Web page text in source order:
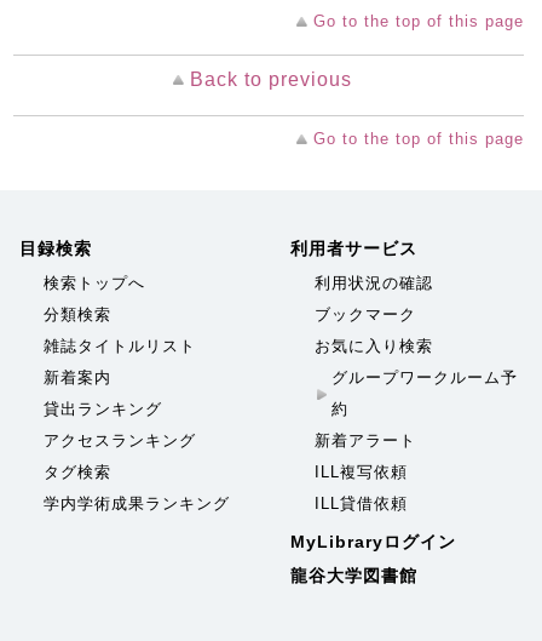
Go to the top of this page
Back to previous
Go to the top of this page
目録検索
検索トップへ
分類検索
雑誌タイトルリスト
新着案内
貸出ランキング
アクセスランキング
タグ検索
学内学術成果ランキング
利用者サービス
利用状況の確認
ブックマーク
お気に入り検索
グループワークルーム予
約
新着アラート
ILL複写依頼
ILL貸借依頼
MyLibraryログイン
龍谷大学図書館